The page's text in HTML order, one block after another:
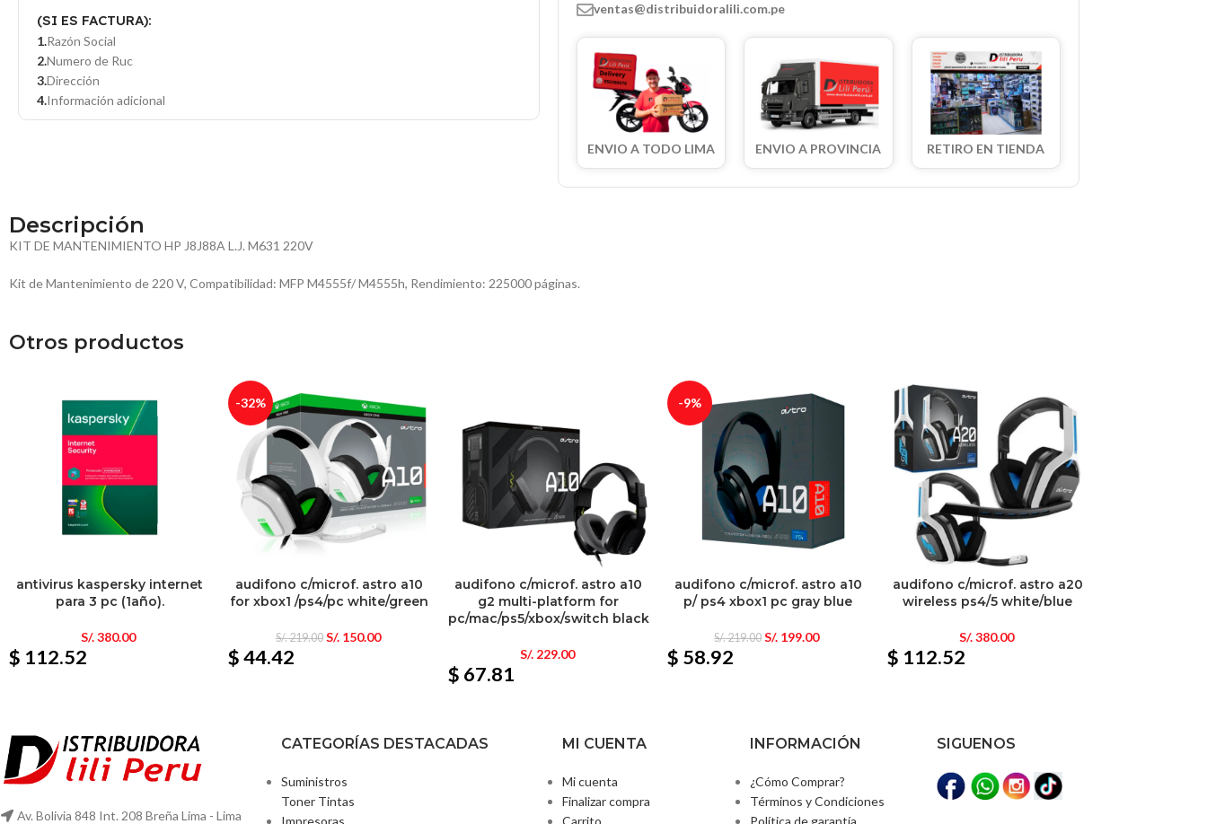
(SI ES FACTURA):
Razón Social
Numero de Ruc
Dirección
Información adicional
ventas@distribuidoralili.com.pe
ENVIO A TODO LIMA ENVIO A PROVINCIA RETIRO EN TIENDA
Descripción
KIT DE MANTENIMIENTO HP J8J88A L.J. M631 220V
Kit de Mantenimiento de 220 V, Compatibilidad: MFP M4555f/ M4555h, Rendimiento: 225000 páginas.
Otros productos
antivirus kaspersky internet
para 3 pc (1año).
S/.380.00
$ 112.52
-32%
audifono c/microf. astro a10
for xbox1 /ps4/pc white/green
S/.219.00 S/.150.00
$ 44.42
audifono c/microf. astro a10
g2 multi-platform for
pc/mac/ps5/xbox/switch black
S/.229.00
$ 67.81
-9%
audifono c/microf. astro a10
p/ ps4 xbox1 pc gray blue
S/.219.00 S/. 199.00
$ 58.92
audifono c/microf. astro a20
wireless ps4/5 white/blue
S/.380.00
$ 112.52
Av. Bolivia 848 Int. 208 Breña Lima - Lima
CATEGORÍAS DESTACADAS
Suministros
Toner Tintas
Impresoras
MI CUENTA
Mi cuenta
Finalizar compra
Carrito
INFORMACIÓN
¿Cómo Comprar?
Términos y Condiciones
Política de garantía
SIGUENOS